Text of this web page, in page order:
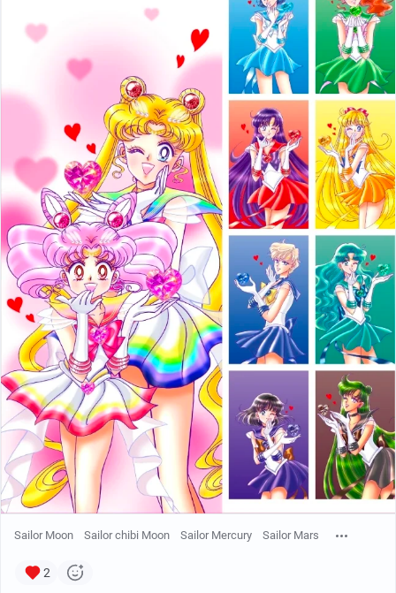
Премьера состоится 4 апреля в Club eX отеля
Shinagawa Prince в Токио.
Подробнеетут
Sailor Moon Sailor chibi Moon Sailor Mercury Sailor Mars
2